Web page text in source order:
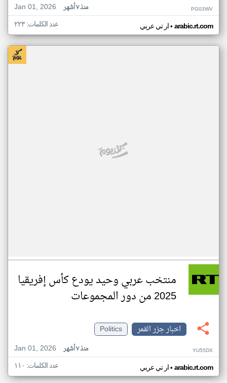
Jan 01, 2026
منذ ٧ أشهر PG03WV
ار تي عربي• arabic.rt.com عدد الكلمات: ٢٢٣
منتخب عربي وحيد يودع كأس إفريقيا
2025 من دور المجموعات
اخبار جزر القمر
Politics
Jan 01, 2026
منذ ٧ أشهر YU55DX
ار تي عربي• arabic.rt.com عدد الكلمات: ١١٠